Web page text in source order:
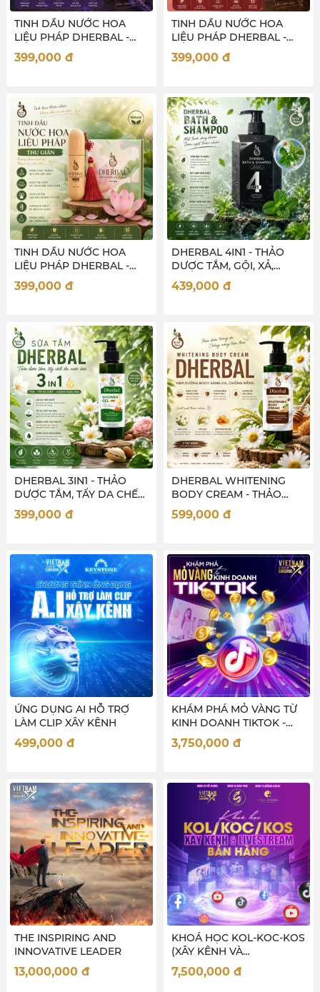
TINH DẦU NƯỚC HOA
LIỆU PHÁP DHERBAL -
XOA DỊU
399,000 đ
TINH DẦU NƯỚC HOA
LIỆU PHÁP DHERBAL -
THƯ THÁI
399,000 đ
TINH DẦU NƯỚC HOA
LIỆU PHÁP DHERBAL -
THƯ GIÃN
399,000 đ
DHERBAL 4IN1 - THẢO
DƯỢC TẮM, GỘI, XẢ,
NƯỚC HOA CHO NAM
439,000 đ
DHERBAL 3IN1 - THẢO
DƯỢC TẮM, TẨY DA CHẾT,
NƯỚC HOA CHO NỮ
399,000 đ
DHERBAL WHITENING
BODY CREAM - THẢO
DƯỢC SÁNG DA CHỐNG
NẮNG TOÀN THÂN
599,000 đ
ỨNG DỤNG AI HỖ TRỢ
LÀM CLIP XÂY KÊNH
499,000 đ
KHÁM PHÁ MỎ VÀNG TỪ
KINH DOANH TIKTOK -
new
3,750,000 đ
THE INSPIRING AND
INNOVATIVE LEADER
13,000,000 đ
KHOÁ HỌC KOL-KOC-KOS
(XÂY KÊNH VÀ
LIVESTREAM BÁN HÀNG)
7,500,000 đ